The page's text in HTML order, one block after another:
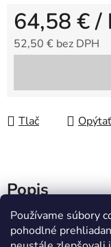
Používame súbory
pohodlné
64,58 €/
52,50 € bez DPH
Tlač
Popis
Diskusia